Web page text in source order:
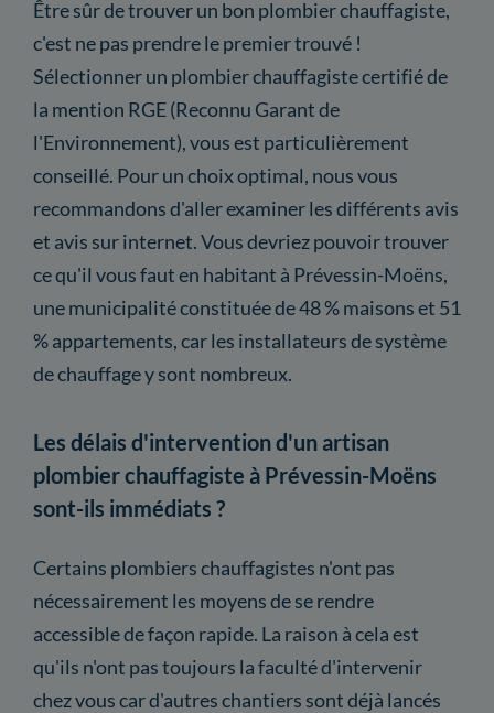
Être sûr de trouver un bon plombier chauffagiste,
c'est ne pas prendre le premier trouvé !
Sélectionner un plombier chauffagiste certifié de
la mention RGE (Reconnu Garant de
l'Environnement), vous est particulièrement
conseillé. Pour un choix optimal, nous vous
recommandons d'aller examiner les différents avis
et avis sur internet. Vous devriez pouvoir trouver
ce qu'il vous faut en habitant à Prévessin-Moëns,
une municipalité constituée de 48 % maisons et 51
% appartements, car les installateurs de système
de chauffage y sont nombreux.
Les délais d'intervention d'un artisan
plombier chauffagiste à Prévessin-Moëns
sont-ils immédiats ?
Certains plombiers chauffagistes n'ont pas
nécessairement les moyens de se rendre
accessible de façon rapide. La raison à cela est
qu'ils n'ont pas toujours la faculté d'intervenir
chez vous car d'autres chantiers sont déjà lancés